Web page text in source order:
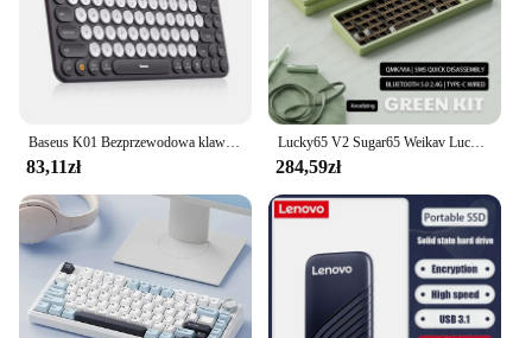
83,11zł
Lucky65 V2 Sugar65 Weikav Lucky 65 klawiszy klawiatura mechaniczna stop aluminium 3 tryby Rgb z możliwością wymiany podczas pracy niestandardowa przewodowa klawiatura do gier
284,59zł